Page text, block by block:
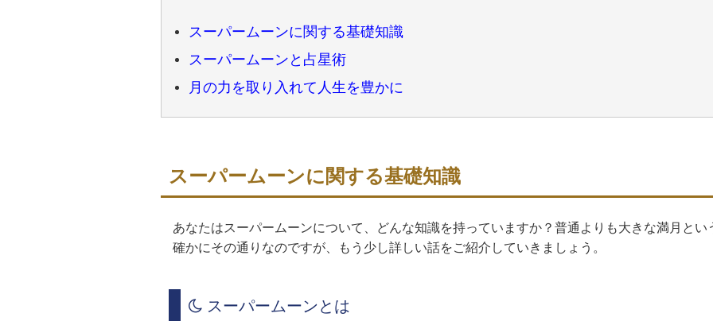
スーパームーンに関する基礎知識
スーパームーンと占星術
月の力を取り入れて人生を豊かに
スーパームーンに関する基礎知識
あなたはスーパームーンについて、どんな知識を持っていますか？普通よりも大きな満月とい
確かにその通りなのですが、もう少し詳しい話をご紹介していきましょう。
スーパームーンとは